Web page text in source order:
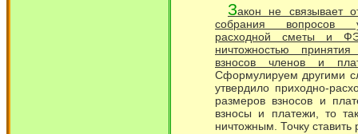
Закон не связывает
собрания вопросов
расходной сметы и
ничтожностью
взносов членов и
Сформулируем другими
утвердило приходно-
размеров взносов и
взносы и платежи, то
ничтожным. Точку ставить